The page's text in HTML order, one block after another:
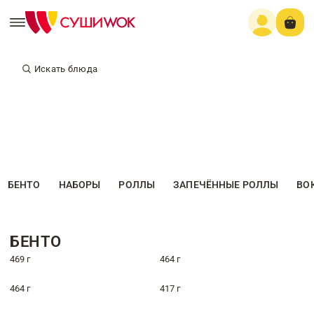
Искать блюда
БЕНТО НАБОРЫ РОЛЛЫ ЗАПЕЧЁННЫЕ РОЛЛЫ
БЕНТО
469 г 464 г
464 г 417 г